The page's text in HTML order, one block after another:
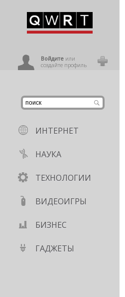
Войдитеили
создайте профиль
ИНТЕРНЕТ
НАУКА
ТЕХНОЛОГИИ
ВИДЕОИГРЫ
БИЗНЕС
ГАДЖЕТЫ